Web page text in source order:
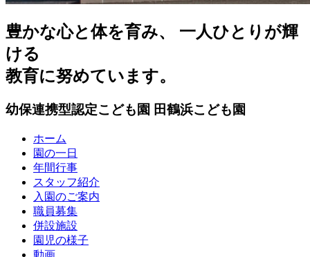
豊かな心と体を育み、 一人ひとりが輝
ける
教育に努めています。
幼保連携型認定こども園 田鶴浜こども園
ホーム
園の一日
年間行事
スタッフ紹介
入園のご案内
職員募集
併設施設
園児の様子
動画